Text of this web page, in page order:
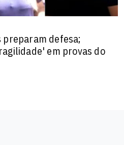
preparam defesa;
em provas do